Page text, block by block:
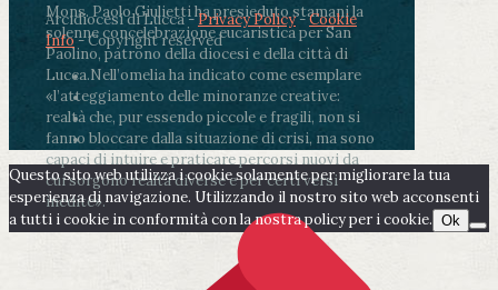
Mons. Paolo Giulietti ha presieduto stamani la
solenne concelebrazione eucaristica per San
Paolino, patrono della diocesi e della città di
Lucca.Nell’omelia ha indicato come esemplare
«l’atteggiamento delle minoranze creative:
realtà che, pur essendo piccole e fragili, non si
fanno bloccare dalla situazione di crisi, ma sono
capaci di intuire e praticare percorsi nuovi da
cui sorgono realtà diverse e per certi versi
inedite».
Arcidiocesi di Lucca -Privacy Policy-Cookie
Info- Copyright reserved
Questo sito web utilizza i cookie solamente per migliorare la tua
esperienza di navigazione. Utilizzando il nostro sito web acconsenti
a tutti i cookie in conformità con la nostra policy per i cookie. Ok